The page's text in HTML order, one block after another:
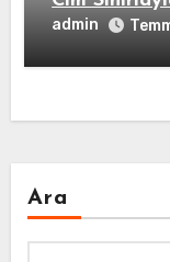
admin
Ara